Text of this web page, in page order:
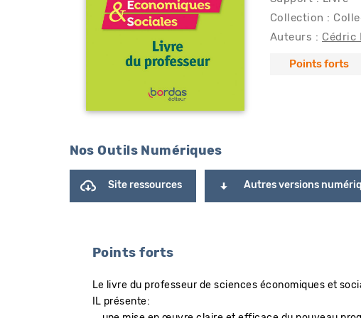
Collection :
Auteurs : Cédric
Points forts
Nos Outils Numériques
Site ressources Autres versions
Points forts
Le livre du professeur de sciences économiques et
IL présente: